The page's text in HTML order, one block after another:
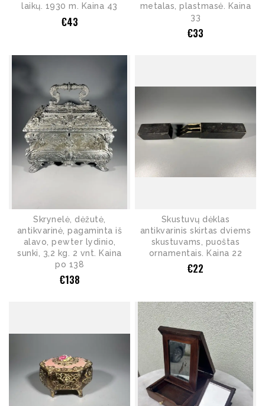
laikų. 1930 m. Kaina 43
€43
metalas, plastmasė. Kaina
33
€33
Skrynelė, dėžutė,
antikvarinė, pagaminta iš
alavo, pewter lydinio,
sunki, 3,2 kg. 2 vnt. Kaina
po 138
€138
Skustuvų dėklas
antikvarinis skirtas dviems
skustuvams, puoštas
ornamentais. Kaina 22
€22